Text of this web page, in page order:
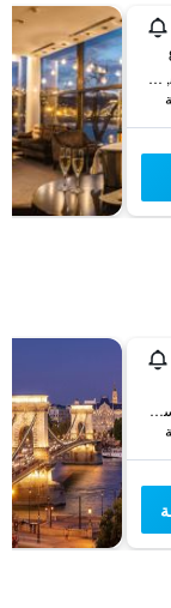
Apaczai Csere Janos U 4, بودابست, هنغاريا
Dohany Utca 42-44, بودابست, هنغاريا